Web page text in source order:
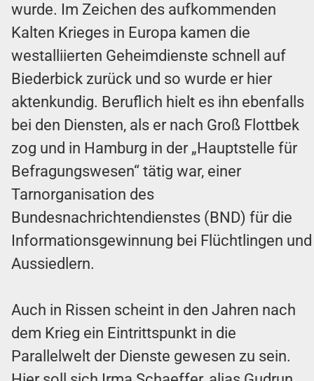
wurde. Im Zeichen des aufkommenden
Kalten Krieges in Europa kamen die
westalliierten Geheimdienste schnell auf
Biederbick zurück und so wurde er hier
aktenkundig. Beruflich hielt es ihn ebenfalls
bei den Diensten, als er nach Groß Flottbek
zog und in Hamburg in der „Hauptstelle für
Befragungswesen“ tätig war, einer
Tarnorganisation des
Bundesnachrichtendienstes (BND) für die
Informationsgewinnung bei Flüchtlingen und
Aussiedlern.
Auch in Rissen scheint in den Jahren nach
dem Krieg ein Eintrittspunkt in die
Parallelwelt der Dienste gewesen zu sein.